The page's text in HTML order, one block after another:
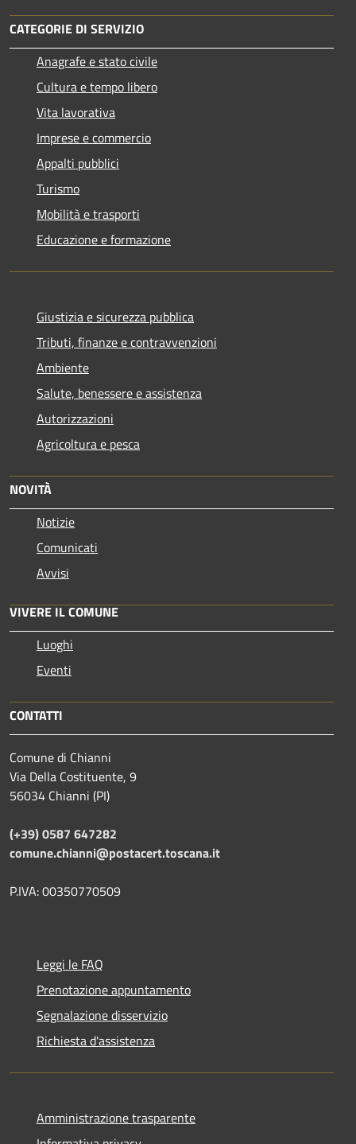
CATEGORIE DI SERVIZIO
Anagrafe e stato civile
Cultura e tempo libero
Vita lavorativa
Imprese e commercio
Appalti pubblici
Turismo
Mobilità e trasporti
Educazione e formazione
Giustizia e sicurezza pubblica
Tributi, finanze e contravvenzioni
Ambiente
Salute, benessere e assistenza
Autorizzazioni
Agricoltura e pesca
NOVITÀ
Notizie
Comunicati
Avvisi
VIVERE IL COMUNE
Luoghi
Eventi
CONTATTI
Comune di Chianni
Via Della Costituente, 9
56034 Chianni (PI)
(+39) 0587 647282
comune.chianni@postacert.toscana.it
P.IVA: 00350770509
Leggi le FAQ
Prenotazione appuntamento
Segnalazione disservizio
Richiesta d'assistenza
Amministrazione trasparente